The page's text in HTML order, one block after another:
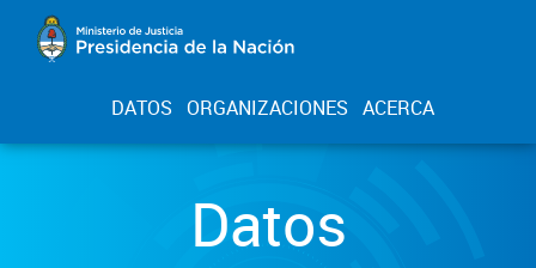
DATOS ORGANIZACIONES ACERCA
Datos